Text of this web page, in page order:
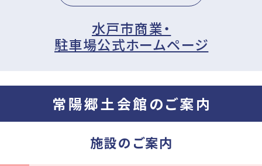
水戸市商業・
駐車場公式ホームページ
常陽郷土会館のご案内
施設のご案内